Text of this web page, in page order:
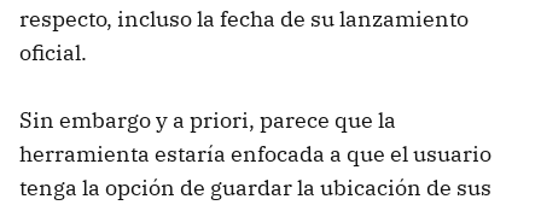
respecto, incluso la fecha de su lanzamiento
oficial.
Sin embargo y a priori, parece que la
herramienta estaría enfocada a que el usuario
tenga la opción de guardar la ubicación de sus